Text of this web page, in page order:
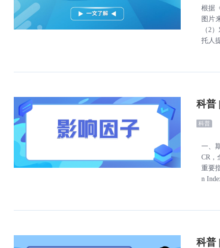
根据
图片
（2
托人
科普
科普
一、
CR，
重要
n
科普